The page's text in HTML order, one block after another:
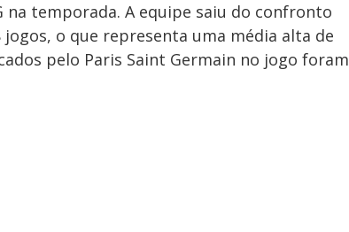
na temporada. A equipe saiu do confronto
o que representa uma média alta de
pelo Paris Saint Germain no jogo foram